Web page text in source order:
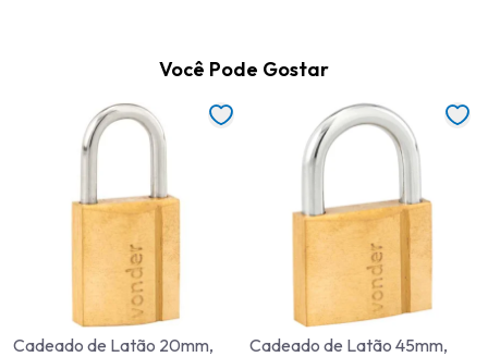
Você Pode Gostar
Cadeado de Latão 20mm,
Cadeado de Latão 45mm,